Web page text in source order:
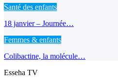
Santé des enfants
18 janvier – Journée…
Femmes & enfants
Colibactine, la molécule…
Esseha TV